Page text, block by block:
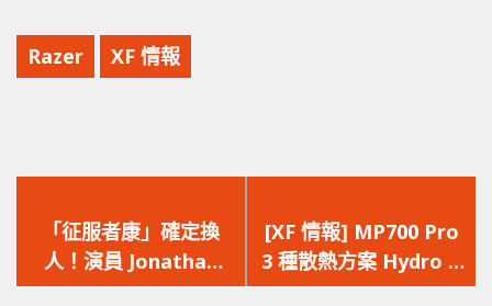
Razer XF 情報
一
篇
文
「征服者康」確定換
人！演員 Jonathan
Majors 被判家暴罪名
一
篇
文
[XF 情報] MP700 Pro
3 種散熱方案 Hydro X
Series 全新產品‧